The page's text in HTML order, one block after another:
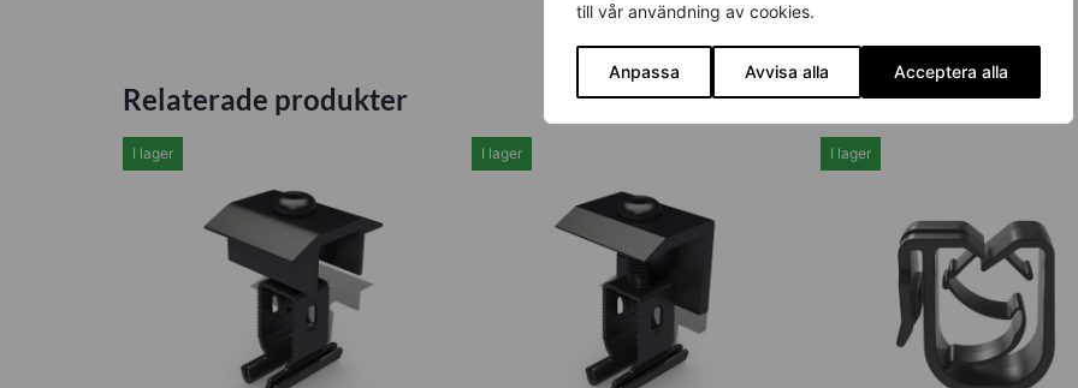
till vår användning av cookies.
Anpassa Avvisa alla Acceptera alla
Relaterade produkter
I lager I lager I lager